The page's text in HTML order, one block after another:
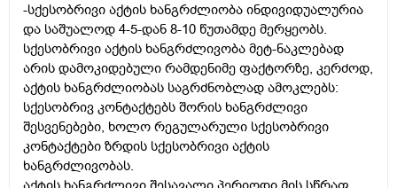
-სქესობრივი აქტის ხანგრძლიობა ინდივიდუალურია
და საშუალოდ 4-5-დან 8-10 წუთამდე მერყეობს.
სქესობრივი აქტის ხანგრძლივობა მეტ-ნაკლებად
არის დამოკიდებული რამდენიმე ფაქტორზე, კერძოდ,
აქტის ხანგრძლიობას საგრძნობლად ამოკლებს:
სქესობრივ კონტაქტებს შორის ხანგრძლივი
შესვენებები, ხოლო რეგულარული სქესობრივი
კონტაქტები ზრდის სქესობრივი აქტის
ხანგრძლივობას.